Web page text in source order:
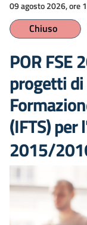
09 agosto 2026, ore
Chiuso
POR FSE
progetti
(IFTS)
2015/